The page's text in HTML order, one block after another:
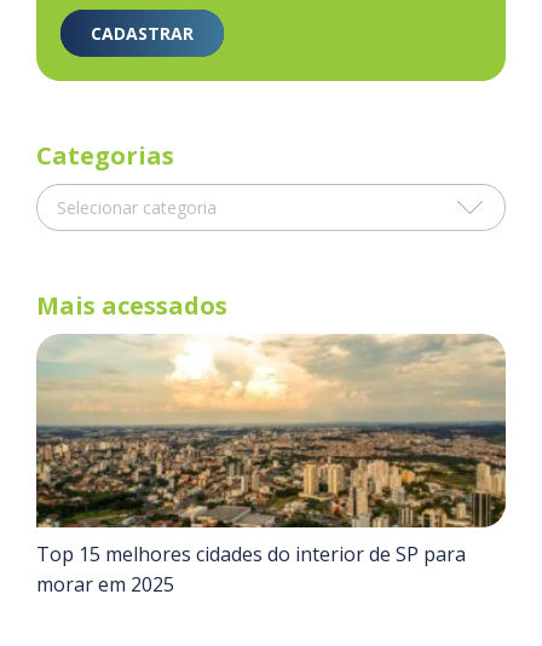
CADASTRAR
Categorias
Mais acessados
Top 15 melhores cidades do interior de SP para
morar em 2025